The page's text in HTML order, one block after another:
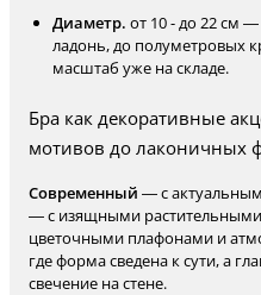
Диаметр. от 10 - до 22 см
ладонь, до полуметровых
масштаб уже на складе.
Бра как декоративные
мотивов до лаконичных
Современный — с
— с изящными
цветочными плафонами и
где форма сведена к сути, а
свечение на стене.